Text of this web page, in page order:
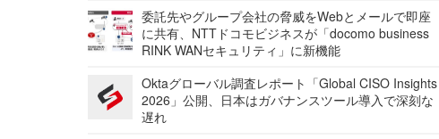
委託先やグループ会社の脅威をWebとメールで即座
に共有、NTTドコモビジネスが「docomo business
RINK WANセキュリティ」に新機能
Oktaグローバル調査レポート「Global CISO Insights
2026」公開、日本はガバナンスツール導入で深刻な
遅れ